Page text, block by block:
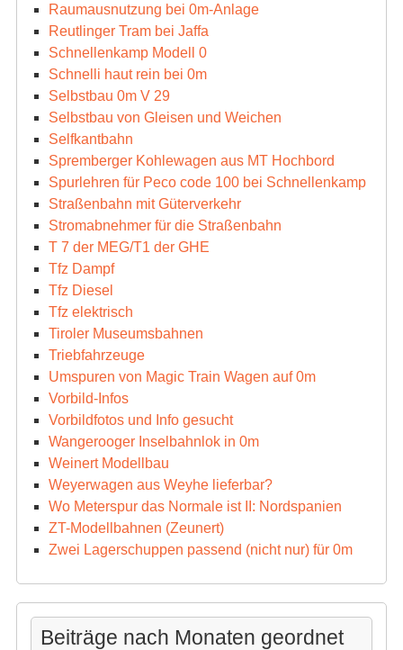
Raumausnutzung bei 0m-Anlage
Reutlinger Tram bei Jaffa
Schnellenkamp Modell 0
Schnelli haut rein bei 0m
Selbstbau 0m V 29
Selbstbau von Gleisen und Weichen
Selfkantbahn
Spremberger Kohlewagen aus MT Hochbord
Spurlehren für Peco code 100 bei Schnellenkamp
Straßenbahn mit Güterverkehr
Stromabnehmer für die Straßenbahn
T 7 der MEG/T1 der GHE
Tfz Dampf
Tfz Diesel
Tfz elektrisch
Tiroler Museumsbahnen
Triebfahrzeuge
Umspuren von Magic Train Wagen auf 0m
Vorbild-Infos
Vorbildfotos und Info gesucht
Wangerooger Inselbahnlok in 0m
Weinert Modellbau
Weyerwagen aus Weyhe lieferbar?
Wo Meterspur das Normale ist II: Nordspanien
ZT-Modellbahnen (Zeunert)
Zwei Lagerschuppen passend (nicht nur) für 0m
Beiträge nach Monaten geordnet